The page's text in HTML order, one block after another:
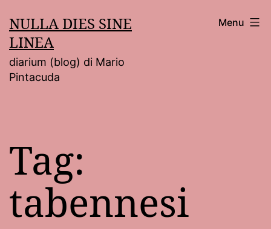
al
contenuto
NULLA DIES SINE
LINEA
diarium (blog) di Mario
Pintacuda
Menu
Tag:
tabennesi